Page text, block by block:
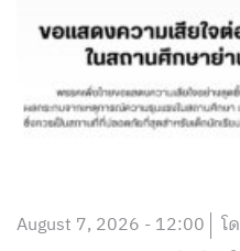
August 7, 2026 - 12:00 โ